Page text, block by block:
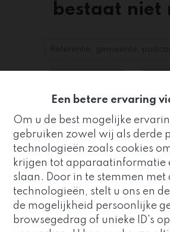
Een betere ervaring
Om u de best mogelijke
gebruiken zowel wij als derde
technologieën zoals cookies
krijgen tot apparaatinformatie
slaan. Door in te stemmen met
technologieën, stelt u ons en
de mogelijkheid persoonlijke
browsegedrag of unieke ID's
bestaat niet
Kantoor
ZUIDRAND
Strijderstraat 8
Goed